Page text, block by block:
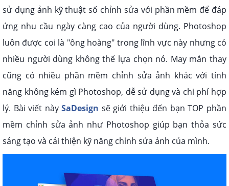
sử dụng ảnh kỹ thuật số chỉnh sửa với phần mềm để đáp
ứng nhu cầu ngày càng cao của người dùng. Photoshop
luôn được coi là "ông hoàng" trong lĩnh vực này nhưng có
nhiều người dùng không thể lựa chọn nó. May mắn thay
cũng có nhiều phần mềm chỉnh sửa ảnh khác với tính
năng không kém gì Photoshop, dễ sử dụng và chi phí hợp
lý. Bài viết nàySaDesign sẽ giới thiệu đến bạn TOP phần
mềm chỉnh sửa ảnh như Photoshop giúp bạn thỏa sức
sáng tạo và cải thiện kỹ năng chỉnh sửa ảnh của mình.